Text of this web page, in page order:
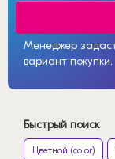
Менеджер
вариант покупки.
Быстрый поиск
Цветной (color)